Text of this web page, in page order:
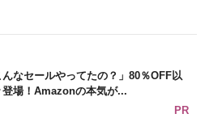
んなセールやってたの？」80％OFF以
登場！Amazonの本気が...
PR